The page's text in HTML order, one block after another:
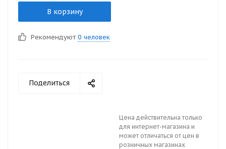
В корзину
Рекомендуют 0 человек
Поделиться
Цена действительна только
для интернет-магазина и
может отличаться от цен в
розничных магазинах